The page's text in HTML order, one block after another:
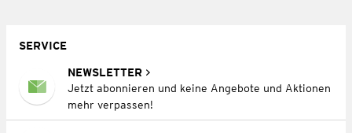
SERVICE
NEWSLETTER
Jetzt abonnieren und keine Angebote und Aktionen
mehr verpassen!